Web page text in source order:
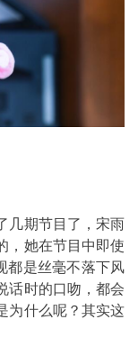
几期节目了，宋雨
，她在节目中即使
都是丝毫不落下风
话时的口吻，都会
为什么呢？其实这